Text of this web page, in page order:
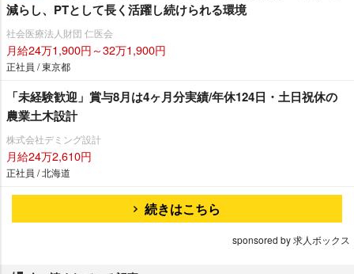
減らし、PTとして長く活躍し続けられる環境
社会医療法人財団 仁医会
月給24万1,900円～32万1,900円
正社員 / 東京都
「未経験歓迎」賞与8月は4ヶ月分実績/年休124日・土日祝休の
農業土木設計
株式会社デミング設計
月給24万2,610円
正社員 / 北海道
続きはこちら
sponsored by 求人ボックス